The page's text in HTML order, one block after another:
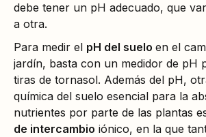
debe tener un pH adecuado, que
a otra.
Para medir el pH del suelo en el
jardín, basta con un medidor de pH
tiras de tornasol. Además del pH,
química del suelo esencial para la
nutrientes por parte de las plantas
de intercambio iónico, en la que